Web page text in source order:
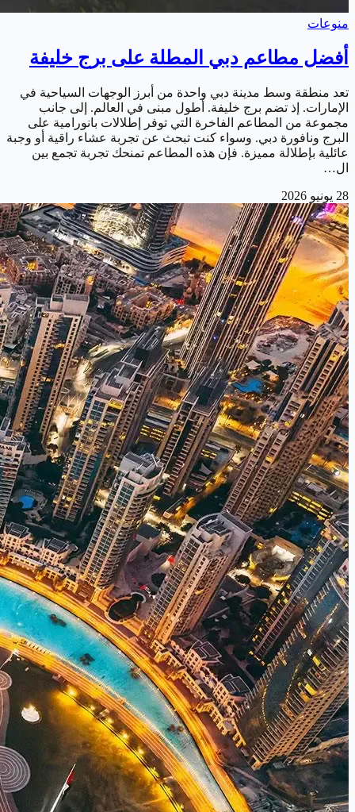
منوعات
أفضل مطاعم دبي المطلة على برج خليفة
تعد منطقة وسط مدينة دبي واحدة من أبرز الوجهات السياحية في
الإمارات. إذ تضم برج خليفة. أطول مبنى في العالم. إلى جانب
مجموعة من المطاعم الفاخرة التي توفر إطلالات بانورامية على
البرج ونافورة دبي. وسواء كنت تبحث عن تجربة عشاء راقية أو وجبة
عائلية بإطلالة مميزة. فإن هذه المطاعم تمنحك تجربة تجمع بين
ال…
28 يونيو 2026